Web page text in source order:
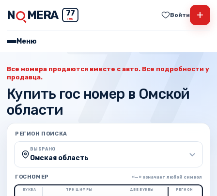
N MERA 77
RUS
Войти +
Меню
Все номера продаются вместе с авто. Все подробности у
продавца.
Купить гос номер в Омской
области
РЕГИОН ПОИСКА
ВЫБРАНО
Омская область
ГОСНОМЕР «—» означает любой символ
БУКВА ТРИ ЦИФРЫ ДВЕ БУКВЫ РЕГИОН